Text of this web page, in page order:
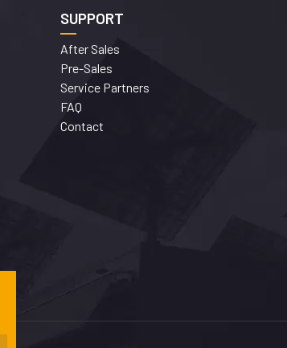
SUPPORT
After Sales
Pre-Sales
Service Partners
FAQ
Contact